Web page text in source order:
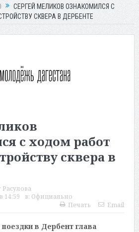
СЕРГЕЙ МЕЛИКОВ ОЗНАКОМИЛСЯ С
СКВЕРА В ДЕРБЕНТЕ
с ходом работ
сквера в
Расулова
14:59 в: Официально
Печать
Email
в Дербент глава